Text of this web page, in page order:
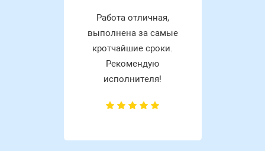
Работа отличная,
выполнена за самые
кротчайшие сроки.
Рекомендую
исполнителя!